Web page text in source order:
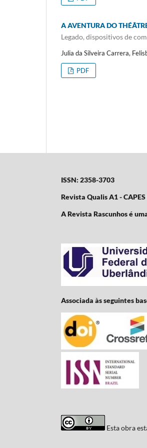
A AVENTURA DO
Legado, dispositivos de
Julia da Silveira Carrera,
PDF
ISSN: 2358-3703
Revista Qualis A1 -
A Revista Rascunhos é
Associada às seguintes
Esta obra